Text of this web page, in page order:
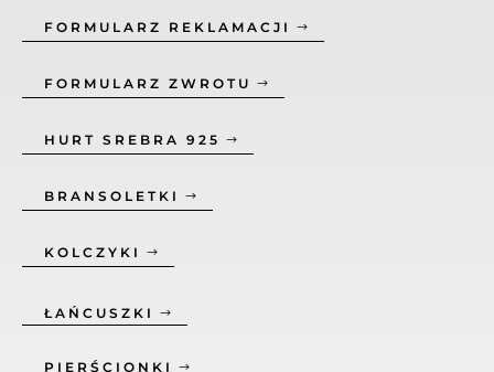
FORMULARZ REKLAMACJI
FORMULARZ ZWROTU
HURT SREBRA 925
BRANSOLETKI
KOLCZYKI
ŁAŃCUSZKI
PIERŚCIONKI